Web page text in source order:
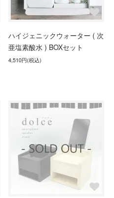
ハイジェニックウォーター ( 次
亜塩素酸水 ) BOXセット
4,510円(税込)